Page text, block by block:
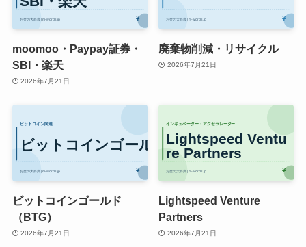
moomoo・Paypay証券・
SBI・楽天
2026年7月21日
廃棄物削減・リサイクル
2026年7月21日
ビットコインゴールド
（BTG）
2026年7月21日
Lightspeed Venture
Partners
2026年7月21日